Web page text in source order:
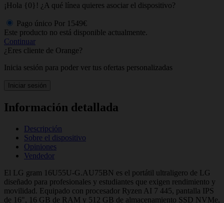
¡Hola {0}! ¿A qué línea quieres asociar el dispositivo?
Pago único Por 1549€
Este producto no está disponible actualmente.
Continuar
¿Eres cliente de Orange?
Inicia sesión para poder ver tus ofertas personalizadas
Iniciar sesión
Información detallada
Descripción
Sobre el dispositivo
Opiniones
Vendedor
El LG gram 16U55U-G.AU75BN es el portátil ultraligero de LG
diseñado para profesionales y estudiantes que exigen rendimiento y
movilidad. Equipado con procesador Ryzen AI 7 445, pantalla IPS
de 16", 16 GB de RAM y 512 GB de almacenamiento SSD NVMe,